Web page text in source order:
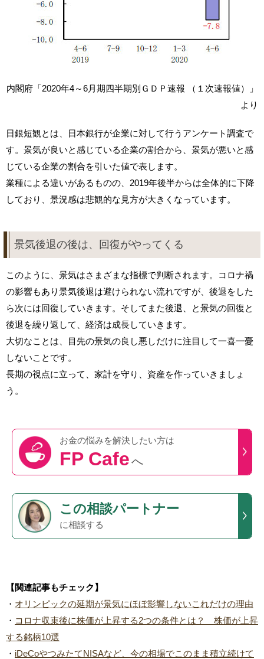
内閣府「2020年4～6月期四半期別ＧＤＰ速報 （１次速報値）」
より
日銀短観とは、日本銀行が企業に対して行うアンケート調査で
す。景気が良いと感じている企業の割合から、景気が悪いと感
じている企業の割合を引いた値で表します。
業種による違いがあるものの、2019年後半からは全体的に下降
しており、景況感は悲観的な見方が大きくなっています。
景気後退の後は、回復がやってくる
このように、景気はさまざまな指標で判断されます。コロナ禍
の影響もあり景気後退は避けられない流れですが、後退をした
ら次には回復していきます。そしてまた後退、と景気の回復と
後退を繰り返して、経済は成長していきます。
大切なことは、目先の景気の良し悪しだけに注目して一喜一憂
しないことです。
長期の視点に立って、家計を守り、資産を作っていきましょ
う。
お金の悩みを解決したい方は
FP Cafeへ
この相談パートナー
に相談する
【関連記事もチェック】
・ オリンピックの延期が景気にほぼ影響しないこれだけの理由
・ コロナ収束後に株価が上昇する2つの条件とは？ 株価が上昇
する銘柄10選
・ iDeCoやつみたてNISAなど、今の相場でこのまま積立続けて